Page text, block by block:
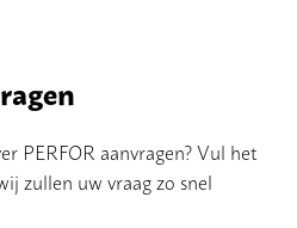
PERFOR aanvragen? Vul het
zullen uw vraag zo snel